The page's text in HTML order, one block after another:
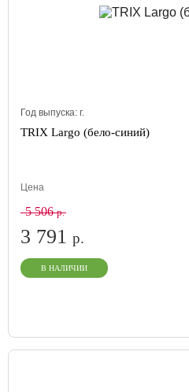
Год выпуска: г.
TRIX Largo (бело-синий)
Цена
5 506р.
3 791 р.
В НАЛИЧИИ